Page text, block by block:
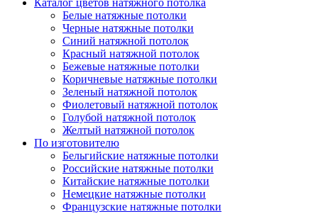
Каталог цветов натяжного потолка
Белые натяжные потолки
Черные натяжные потолки
Синий натяжной потолок
Красный натяжной потолок
Бежевые натяжные потолки
Коричневые натяжные потолки
Зеленый натяжной потолок
Фиолетовый натяжной потолок
Голубой натяжной потолок
Желтый натяжной потолок
По изготовителю
Бельгийские натяжные потолки
Российские натяжные потолки
Китайские натяжные потолки
Немецкие натяжные потолки
Французские натяжные потолки